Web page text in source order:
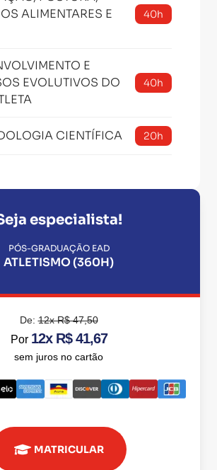
ALIMENTARES E
40h
E
EVOLUTIVOS DO
40h
CIENTÍFICA 20h
especialista!
PÓS-GRADUAÇÃO EAD
ATLETISMO (360H)
De:12x R$ 47,50
Por 12x R$ 41,67
sem juros no cartão
MATRICULAR